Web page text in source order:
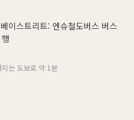
이스트리트: 엔슈철도버스 버스
는 도보로 약 1분